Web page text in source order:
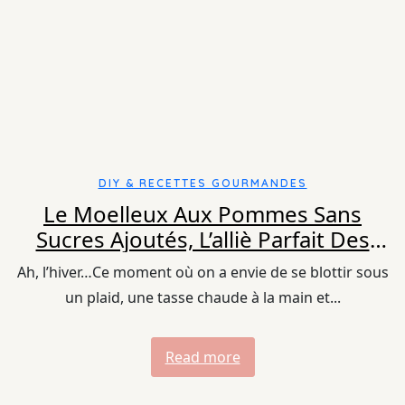
DIY & RECETTES GOURMANDES
Le Moelleux Aux Pommes Sans
Sucres Ajoutés, L’alliè Parfait Des
Goûters D’hiver
Ah, l’hiver…Ce moment où on a envie de se blottir sous
un plaid, une tasse chaude à la main et...
Read more